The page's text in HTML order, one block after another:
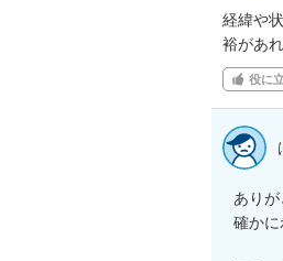
経緯や
裕があ
役に
ありが
確かに